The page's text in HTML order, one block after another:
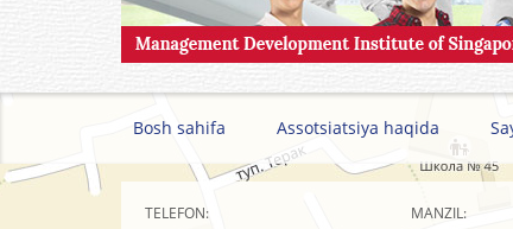
Bosh sahifa Assotsiatsiya haqida
TELEFON:
MANZIL: